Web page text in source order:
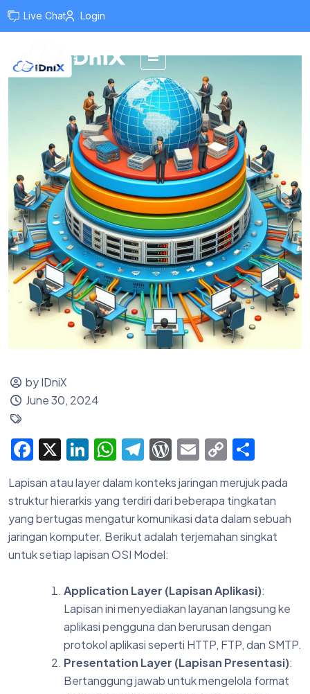
Live Chat Login
by IDniX
June 30, 2024
Facebook
X LinkedIn
WhatsApp
Telegram
WordPress
Email
Copy
Link
Lapisan atau layer dalam konteks jaringan merujuk pada
struktur hierarkis yang terdiri dari beberapa tingkatan
yang bertugas mengatur komunikasi data dalam sebuah
jaringan komputer. Berikut adalah terjemahan singkat
untuk setiap lapisan OSI Model:
Application Layer (Lapisan Aplikasi):
Lapisan ini menyediakan layanan langsung ke
aplikasi pengguna dan berurusan dengan
protokol aplikasi seperti HTTP, FTP, dan SMTP.
Presentation Layer (Lapisan Presentasi):
Bertanggung jawab untuk mengelola format